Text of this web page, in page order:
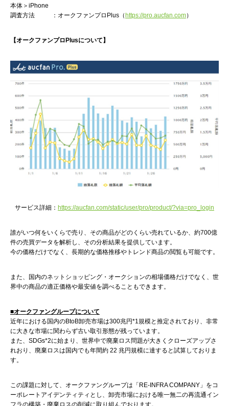
本体＞iPhone
調査方法 ：オークファンプロPlus（https://pro.aucfan.com）
【オークファンプロPlusについて】
サービス詳細： https://aucfan.com/static/user/pro/product/?via=pro_login
誰がいつ何をいくらで売り、その商品がどのくらい売れているか、約700億
件の売買データを解析し、その分析結果を提供しています。
今の価格だけでなく、長期的な価格推移やトレンド商品の閲覧も可能です。
また、国内のネットショッピング・オークションの相場価格だけでなく、世
界中の商品の適正価格や最安値を調べることもできます。
■オークファングループについて
近年における国内のBtoB卸売市場は300兆円*1規模と推定されており、非常
に大きな市場に関わらず古い取引形態が残っています。
また、SDGs*2に始まり、世界中で廃棄ロス問題が大きくクローズアップさ
れおり、廃棄ロスは国内でも年間約 22 兆円規模に達すると試算しておりま
す。
この課題に対して、オークファングループは「RE-INFRA COMPANY」をコ
ーポレートアイデンティティとし、卸売市場における唯一無二の再流通イン